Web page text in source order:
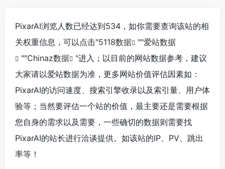
PixarAI浏览人数已经达到534，如你需要查询该站的相
关权重信息，可以点击"5118数据 ""爱站数据
""Chinaz数据
"进入；以目前的网站数据参考，建议
大家请以爱站数据为准，更多网站价值评估因素如：
PixarAI的访问速度、搜索引擎收录以及索引量、用户体
验等；当然要评估一个站的价值，最主要还是需要根据
您自身的需求以及需要，一些确切的数据则需要找
PixarAI的站长进行洽谈提供。如该站的IP、PV、跳出
率等！